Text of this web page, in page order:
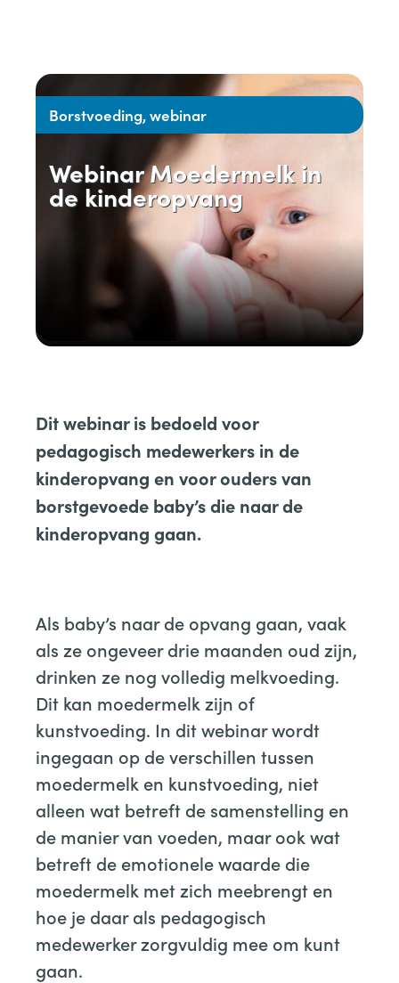
Borstvoeding, webinar
Webinar Moedermelk in
de kinderopvang
Dit webinar is bedoeld voor
pedagogisch medewerkers in de
kinderopvang en voor ouders van
borstgevoede baby’s die naar de
kinderopvang gaan.
Als baby’s naar de opvang gaan, vaak
als ze ongeveer drie maanden oud zijn,
drinken ze nog volledig melkvoeding.
Dit kan moedermelk zijn of
kunstvoeding. In dit webinar wordt
ingegaan op de verschillen tussen
moedermelk en kunstvoeding, niet
alleen wat betreft de samenstelling en
de manier van voeden, maar ook wat
betreft de emotionele waarde die
moedermelk met zich meebrengt en
hoe je daar als pedagogisch
medewerker zorgvuldig mee om kunt
gaan.